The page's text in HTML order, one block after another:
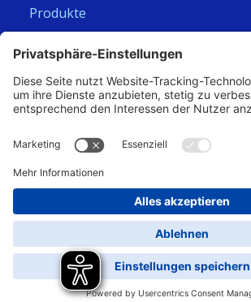
Produkte
Folge uns
Hero Global
Copyright © Corny 2026